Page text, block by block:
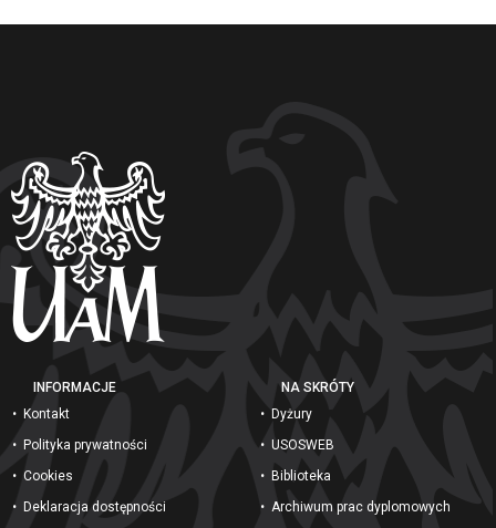
INFORMACJE
Kontakt
Polityka prywatności
Cookies
Deklaracja dostępności
NA SKRÓTY
Dyżury
USOSWEB
Biblioteka
Archiwum prac dyplomowych